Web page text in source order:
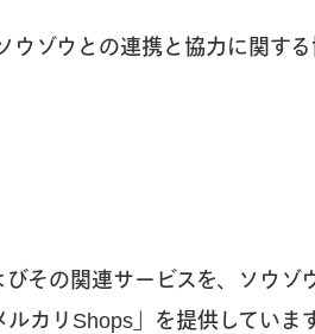
ウゾウとの連携と協力に関す
その関連サービスを、ソウゾ
カリShops」を提供していま